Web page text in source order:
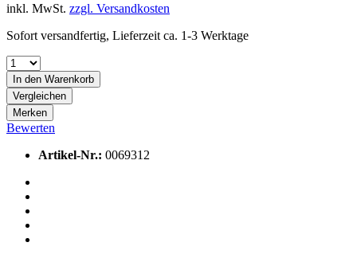
inkl. MwSt. zzgl. Versandkosten
Sofort versandfertig, Lieferzeit ca. 1-3 Werktage
In den Warenkorb
Vergleichen
Merken
Bewerten
Artikel-Nr.: 0069312